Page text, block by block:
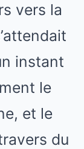
vers la
instant
le
et le
du